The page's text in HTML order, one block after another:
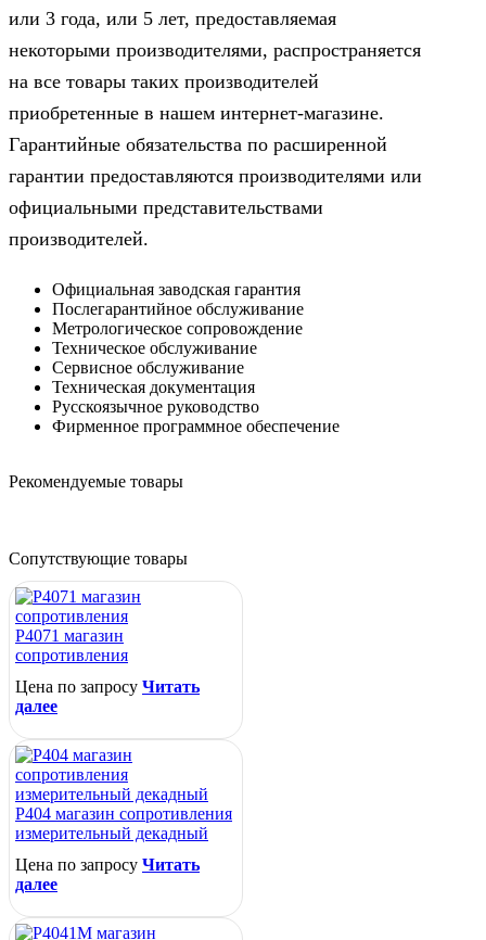
или 3 года, или 5 лет, предоставляемая
некоторыми производителями, распространяется
на все товары таких производителей
приобретенные в нашем интернет-магазине.
Гарантийные обязательства по расширенной
гарантии предоставляются производителями или
официальными представительствами
производителей.
Официальная заводская гарантия
Послегарантийное обслуживание
Метрологическое сопровождение
Техническое обслуживание
Сервисное обслуживание
Техническая документация
Русскоязычное руководство
Фирменное программное обеспечение
Рекомендуемые товары
Сопутствующие товары
Р4071 магазин
сопротивления
Цена по запросу Читать
далее
Р404 магазин сопротивления
измерительный декадный
Цена по запросу Читать
далее